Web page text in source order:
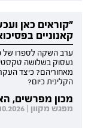
"קוראים כאן
קאנוניים
ערב השקה לספרו של
נעסוק בשלושה
מאחוריהם? כיצד
הקלינית כיום?
מכון מפרשים,
מפגש מקוון | 18.10.2026 | יום ראשון | 19:30-21:00